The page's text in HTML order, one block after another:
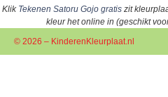
Klik Tekenen Satoru Gojo gratiszit
kleur het online in (geschikt
© 2026 – KinderenKleurplaat.nl